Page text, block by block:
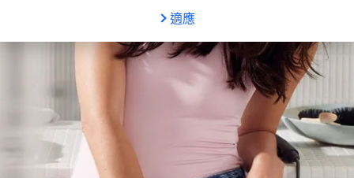
適應
油性肌膚
混合肌膚
熟齡肌